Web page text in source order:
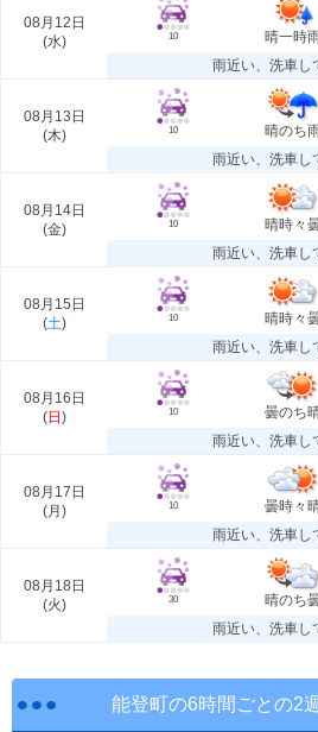
08月12日
(水) 10 晴一時
雨近い、洗車し
08月13日
(木) 10 晴のち
雨近い、洗車し
08月14日
(金) 10 晴時々
雨近い、洗車し
08月15日
(土) 10 晴時々
雨近い、洗車し
08月16日
(日 ) 10 曇のち
雨近い、洗車し
08月17日
(月 ) 10 曇時々
雨近い、洗車し
08月18日
(火) 30 晴のち
雨近い、洗車し
能登町の6時間ごとの2